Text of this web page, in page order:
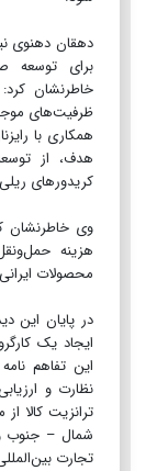
دهقان دهنوی
برای توسعه
خاطرنشان
ظرفیت‌های
همکاری با
هدف، از
کریدورهای
وی خاطرنشان
هزینه
محصولات
در پایان این
ایجاد یک
این تفاهم
نظارت و
ترانزیت کالا
شمال – جنوب
تجارت